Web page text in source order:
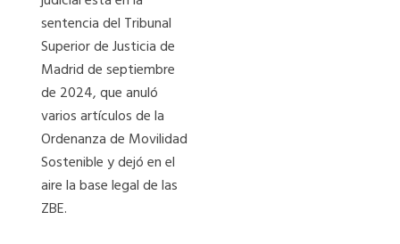
sentencia del Tribunal
Superior de Justicia de
Madrid de septiembre
de 2024, que anuló
varios artículos de la
Ordenanza de Movilidad
Sostenible y dejó en el
aire la base legal de las
ZBE.